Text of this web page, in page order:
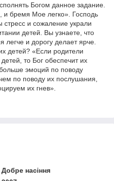
Богом данное задание.
и бремя Мое легко». Господь
стресс и сожаление украли
детей. Вы узнаете, что
легче и дорогу делает ярче.
детей? «Если родители
то Бог обеспечит их
эмоций по поводу
по поводу их послушания,
их гнев».
Добре насіння